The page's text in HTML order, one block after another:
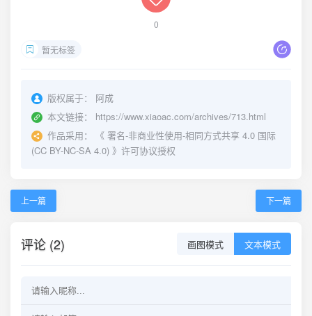
0
暂无标签
版权属于：
阿成
本文链接：
https://www.xiaoac.com/archives/713.html
作品采用：
《 署名-非商业性使用-相同方式共享 4.0 国际
(CC BY-NC-SA 4.0) 》许可协议授权
上一篇 下一篇
评论 (2) 画图模式 文本模式